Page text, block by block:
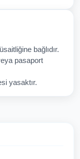
Gönder
bağlıdır.
pasaport
yasaktır.